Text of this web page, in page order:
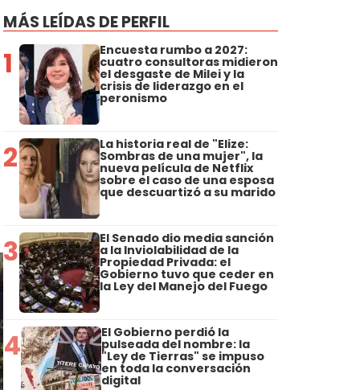
MÁS LEÍDAS DE PERFIL
1 Encuesta rumbo a 2027:
cuatro consultoras midieron
el desgaste de Milei y la
crisis de liderazgo en el
peronismo
2 La historia real de "Elize:
Sombras de una mujer", la
nueva película de Netflix
sobre el caso de una esposa
que descuartizó a su marido
3 El Senado dio media sanción
a la Inviolabilidad de la
Propiedad Privada: el
Gobierno tuvo que ceder en
la Ley del Manejo del Fuego
4 El Gobierno perdió la
pulseada del nombre: la
"Ley de Tierras" se impuso
en toda la conversación
digital